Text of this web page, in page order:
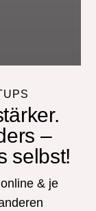
–
selbst!
& je